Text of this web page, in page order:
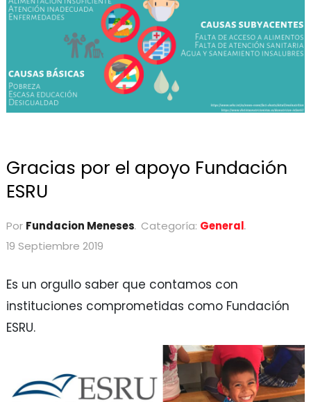
Gracias por el apoyo Fundación
ESRU
Por Fundacion Meneses Categoría: General
19 Septiembre 2019
Es un orgullo saber que contamos con
instituciones comprometidas como Fundación
ESRU.